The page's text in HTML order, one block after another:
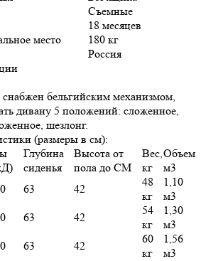
Съемные
18 месяцев
место
180 кг
Россия
бельгийским механизмом,
дивану 5 положений: сложенное,
шезлонг.
(размеры в см):
Глубина
сиденья
Высота от
пола до СМ
Вес,
кг
Объем
м3
63 42
48
кг
1,10
м3
63 42
54
кг
1,30
м3
63 42
60
кг
1,56
м3